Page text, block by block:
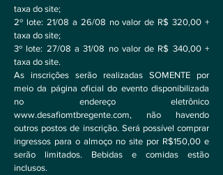
taxa do site;
2º lote: 21/08 a 26/08 no valor de R$ 320,00 +
taxa do site;
3º lote: 27/08 a 31/08 no valor de R$ 340,00 +
taxa do site.
As inscrições serão realizadas SOMENTE por
meio da página oficial do evento disponibilizada
no endereço eletrônico
www.desafiomtbregente.com, não havendo
outros postos de inscrição. Será possível comprar
ingressos para o almoço no site por R$150,00 e
serão limitados. Bebidas e comidas estão
inclusos.